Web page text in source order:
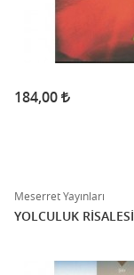
184,00
Meserret Yayınları
YOLCULUK RİSALESİ